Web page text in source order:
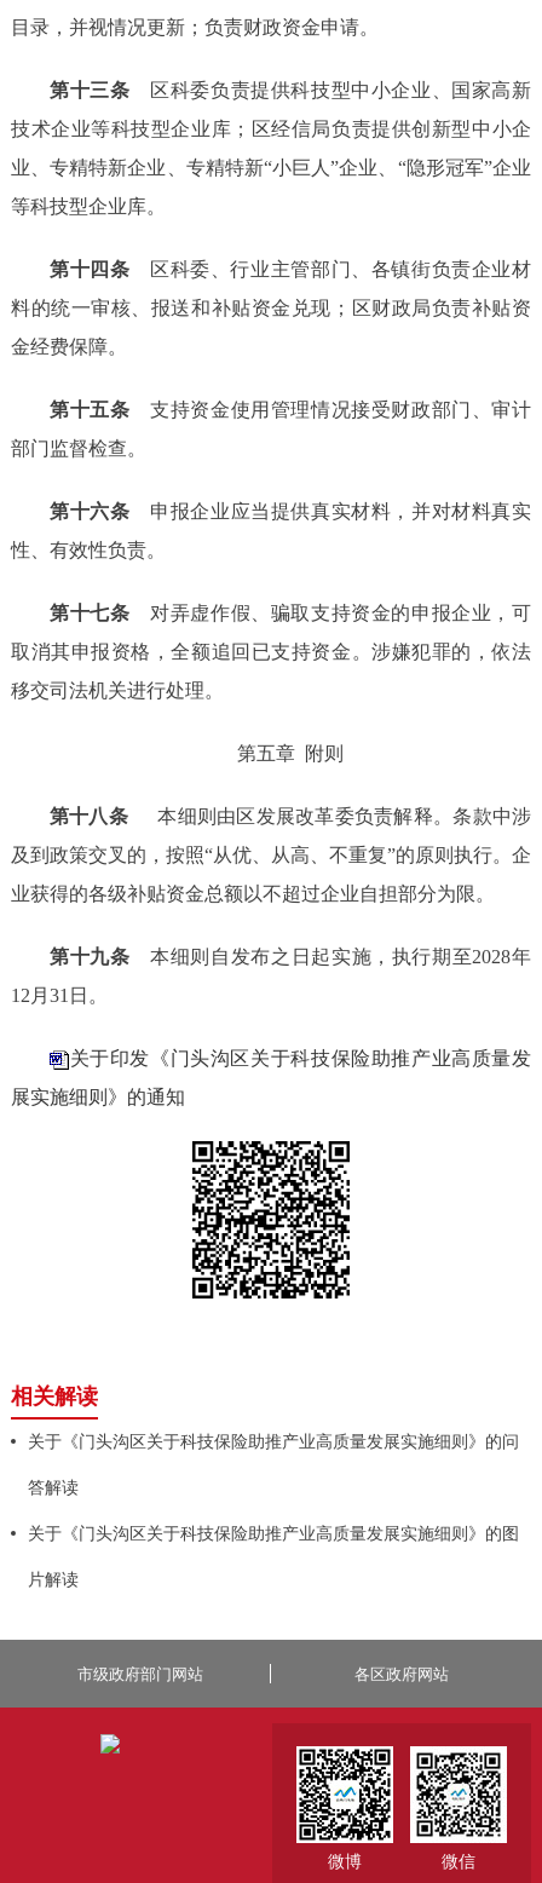
目录， 并视情况更新；负责财政资金申请。
第十三条
区科委负责提供科技型中小企业、国家高新
技术企业等科技型企业库； 区经信局负责提供创新型中小企
业、专精特新企业、专精特新“小巨人”企业、 “隐形冠军”企业
等科技型企业库。
第十四条
区科委、行业主管部门、各镇街负责企业材
料的统一审核、报送和补贴资金兑现；区财政局负责补贴资
金经费保障。
第十五条
支持资金使用管理情况接受财政部门、审计
部门监督检查。
第十六条 申报企业应当提供真实材料，并对材料真实
性、有效性负责。
第十七条 对弄虚作假、骗取支持资金的申报企业 ，可
取消其申报资格，全额追回已支持资金。涉嫌犯罪的，依法
移交司法机关进行处理。
第五章 附则
第十八条 本细则 由区发展改革委负责解释。条款中涉
及到政策交叉的， 按照“从优、从高、不重复”的原则执行。企
业获得的各级补贴资金总额以不超过企业自担部分为限。
第十九条 本细则 自发布之日起实施，执行期至2028年
12月31日。
关于印发《门头沟区关于科技保险助推产业高质量发
展实施细则》的通知
相关解读
关于《门头沟区关于科技保险助推产业高质量发展实施细则》的问
答解读
关于《门头沟区关于科技保险助推产业高质量发展实施细则》的图
片解读
市级政府部门网站 各区政府网站
微博 微信